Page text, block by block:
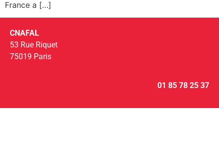
France a […]
CNAFAL
53 Rue Riquet
75019 Paris
01 85 78 25 37